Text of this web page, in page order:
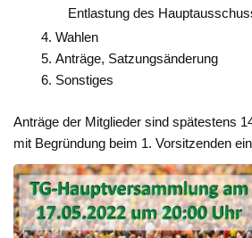
Entlastung des
Wahlen
Anträge, Satzungsänderung
Sonstiges
Anträge der Mitglieder sind spätestens
mit Begründung beim 1. Vorsitzenden